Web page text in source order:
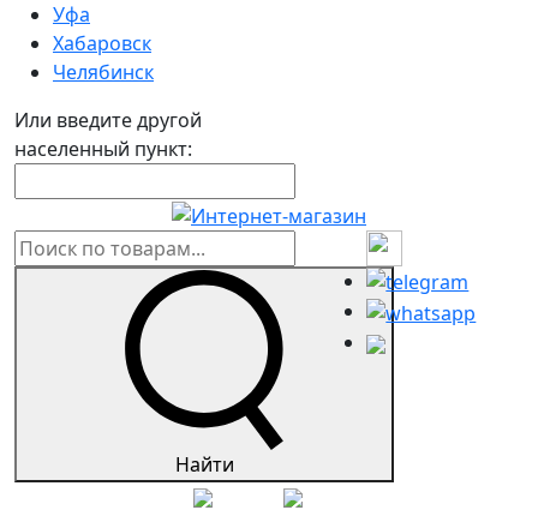
Уфа
Хабаровск
Челябинск
Или введите другой
населенный пункт:
Найти